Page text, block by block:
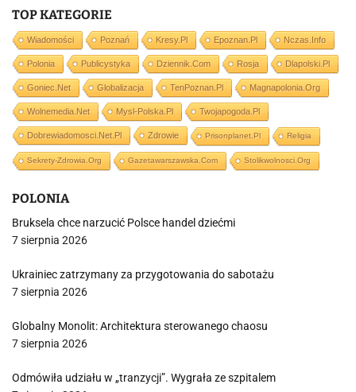
TOP KATEGORIE
Wiadomości Poznań Kresy.pl Epoznan.pl Nczas.info
Polonia Publicystyka Dziennik.com Rosja Dlapolski.pl
Goniec.net Globalizacja TenPoznan.pl Magnapolonia.org
Wolnemedia.net Mysl-Polska.pl Twojapogoda.pl
Dobrewiadomosci.net.pl Zdrowie Prisonplanet.pl Religia
Sekrety-Zdrowia.org Gazetawarszawska.com Stolikwolnosci.org
POLONIA
Bruksela chce narzucić Polsce handel dziećmi
7 sierpnia 2026
Ukrainiec zatrzymany za przygotowania do sabotażu
7 sierpnia 2026
Globalny Monolit: Architektura sterowanego chaosu
7 sierpnia 2026
Odmówiła udziału w „tranzycji”. Wygrała ze szpitalem